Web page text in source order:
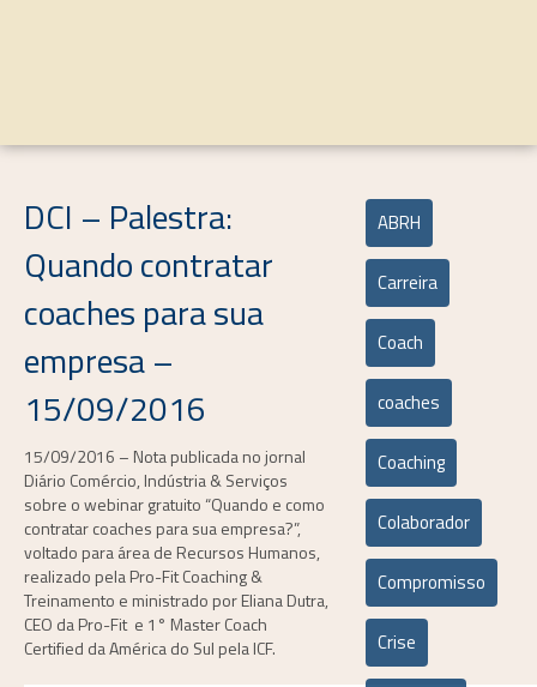
DCI – Palestra:
Quando contratar
coaches para sua
empresa –
15/09/2016
15/09/2016 – Nota publicada no jornal
Diário Comércio, Indústria & Serviços
sobre o webinar gratuito “Quando e como
contratar coaches para sua empresa?”,
voltado para área de Recursos Humanos,
realizado pela Pro-Fit Coaching &
Treinamento e ministrado por Eliana Dutra,
CEO da Pro-Fit e 1° Master Coach
Certified da América do Sul pela ICF.
ABRH
Carreira
Coach
coaches
Coaching
Colaborador
Compromisso
Crise